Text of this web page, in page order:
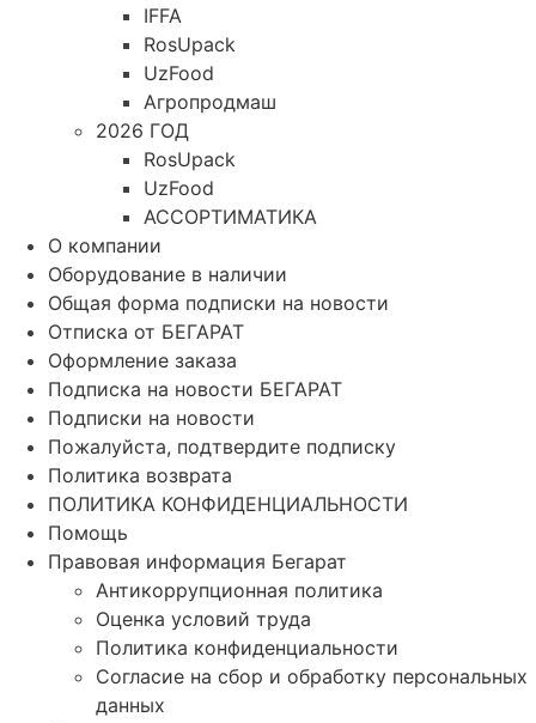
IFFA
RosUpack
UzFood
Агропродмаш
2026 ГОД
RosUpack
UzFood
АССОРТИМАТИКА
О компании
Оборудование в наличии
Общая форма подписки на новости
Отписка от БЕГАРАТ
Оформление заказа
Подписка на новости БЕГАРАТ
Подписки на новости
Пожалуйста, подтвердите подписку
Политика возврата
ПОЛИТИКА КОНФИДЕНЦИАЛЬНОСТИ
Помощь
Правовая информация Бегарат
Антикоррупционная политика
Оценка условий труда
Политика конфиденциальности
Согласие на сбор и обработку персональных
данных